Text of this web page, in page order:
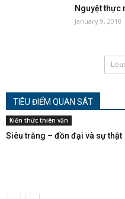
Nguyệt thực
January 9, 2018
TIÊU ĐIỂM QUAN SÁT
Kiến thức thiên văn
Siêu trăng – đồn đại và sự thật